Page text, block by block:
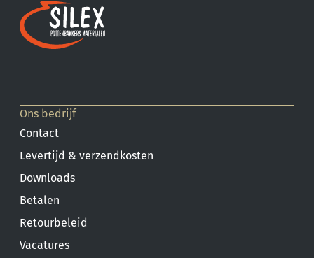
Ons bedrijf
Contact
Levertijd & verzendkosten
Downloads
Betalen
Retourbeleid
Vacatures